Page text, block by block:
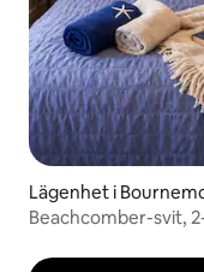
Lägenhet i
ole
Beachcomber-svit,